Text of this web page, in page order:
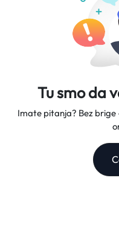
Tu smo da
Imate pitanja? Bez brige